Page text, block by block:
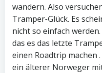
wandern. Also
Tramper-Glück. Es
nicht so einfach
das es das letzte
einen Roadtrip machen
ein älterer Norweger